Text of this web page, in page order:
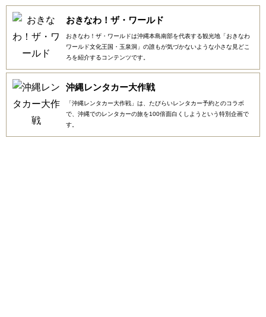
おきなわ！ザ・ワールド
おきなわ！ザ・ワールドは沖縄本島南部を代表する観光地「おきなわ
ワールド文化王国・玉泉洞」の誰もが気づかないような小さな見どこ
ろを紹介するコンテンツです。
沖縄レンタカー大作戦
「沖縄レンタカー大作戦」は、たびらいレンタカー予約とのコラボ
で、沖縄でのレンタカーの旅を100倍面白くしようという特別企画で
す。